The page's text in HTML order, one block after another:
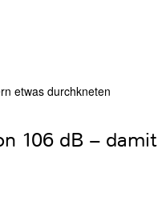
etwas durchkneten
106 dB – damit